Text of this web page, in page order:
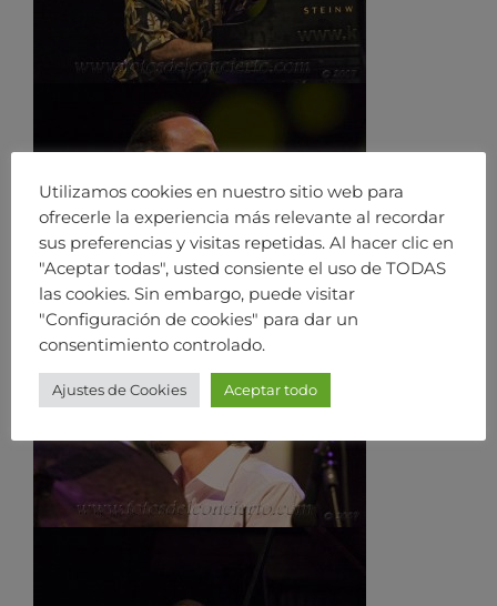
Utilizamos cookies en nuestro sitio web para
ofrecerle la experiencia más relevante al recordar
sus preferencias y visitas repetidas. Al hacer clic en
"Aceptar todas", usted consiente el uso de TODAS
las cookies. Sin embargo, puede visitar
"Configuración de cookies" para dar un
consentimiento controlado.
Ajustes de Cookies Aceptar todo